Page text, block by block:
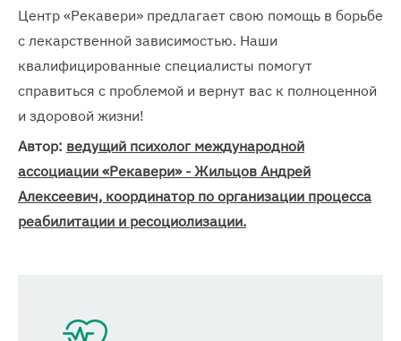
Центр «Рекавери» предлагает свою помощь в борьбе
с лекарственной зависимостью. Наши
квалифицированные специалисты помогут
справиться с проблемой и вернут вас к полноценной
и здоровой жизни!
Автор: ведущий психолог международной
ассоциации «Рекавери» - Жильцов Андрей
Алексеевич, координатор по организации процесса
реабилитации и ресоциолизации.